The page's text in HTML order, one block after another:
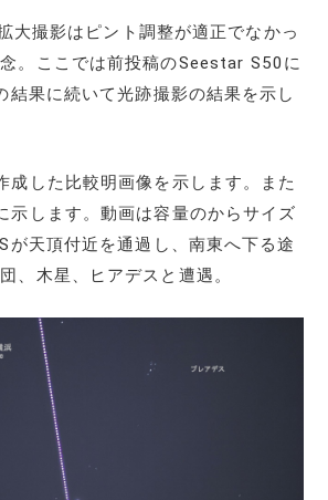
大撮影はピント調整が適正でなかっ
。ここでは前投稿のSeestar S50に
結果に続いて光跡撮影の結果を示し
成した比較明画像を示します。また
示します。動画は容量のからサイズ
が天頂付近を通過し、南東へ下る途
、木星、ヒアデスと遭遇。